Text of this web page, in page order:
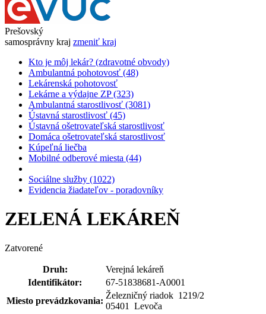
Prešovský
samosprávny kraj zmeniť kraj
Kto je môj lekár? (zdravotné obvody)
Ambulantná pohotovosť (48)
Lekárenská pohotovosť
Lekárne a výdajne ZP (323)
Ambulantná starostlivosť (3081)
Ústavná starostlivosť (45)
Ústavná ošetrovateľská starostlivosť
Domáca ošetrovateľská starostlivosť
Kúpeľná liečba
Mobilné odberové miesta (44)
Sociálne služby (1022)
Evidencia žiadateľov - poradovníky
ZELENÁ LEKÁREŇ
Zatvorené
Druh:
Verejná lekáreň
Identifikátor:
67-51838681-A0001
Miesto prevádzkovania:
Železničný riadok 1219/2
05401 Levoča